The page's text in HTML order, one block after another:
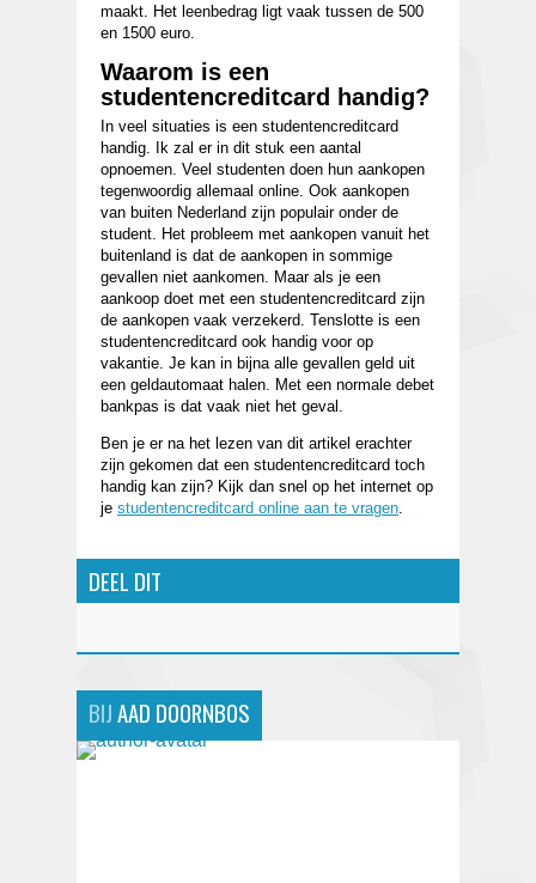
maakt. Het leenbedrag ligt vaak tussen de 500
en 1500 euro.
Waarom is een
studentencreditcard handig?
In veel situaties is een studentencreditcard
handig. Ik zal er in dit stuk een aantal
opnoemen. Veel studenten doen hun aankopen
tegenwoordig allemaal online. Ook aankopen
van buiten Nederland zijn populair onder de
student. Het probleem met aankopen vanuit het
buitenland is dat de aankopen in sommige
gevallen niet aankomen. Maar als je een
aankoop doet met een studentencreditcard zijn
de aankopen vaak verzekerd. Tenslotte is een
studentencreditcard ook handig voor op
vakantie. Je kan in bijna alle gevallen geld uit
een geldautomaat halen. Met een normale debet
bankpas is dat vaak niet het geval.
Ben je er na het lezen van dit artikel erachter
zijn gekomen dat een studentencreditcard toch
handig kan zijn? Kijk dan snel op het internet op
je studentencreditcard online aan te vragen.
DEEL DIT
BIJAAD DOORNBOS